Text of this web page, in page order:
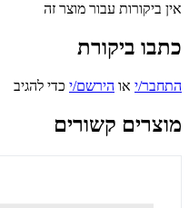
אין ביקורות עבור מוצר זה
כתבו ביקורת
התחבר/י או הירשם/י כדי להגיב
מוצרים קשורים